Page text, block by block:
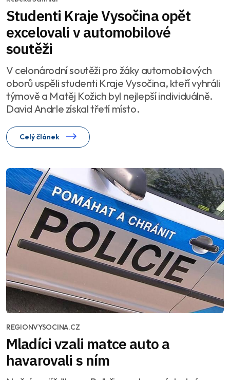
Studenti Kraje Vysočina opět
excelovali v automobilové
soutěži
V celonárodní soutěži pro žáky automobilových
oborů uspěli studenti Kraje Vysočina, kteří vyhráli
týmově a Matěj Kožich byl nejlepší individuálně.
David Andrle získal třetí místo.
Celý článek
REGIONVYSOCINA.CZ
Mladíci vzali matce auto a
havarovali s ním